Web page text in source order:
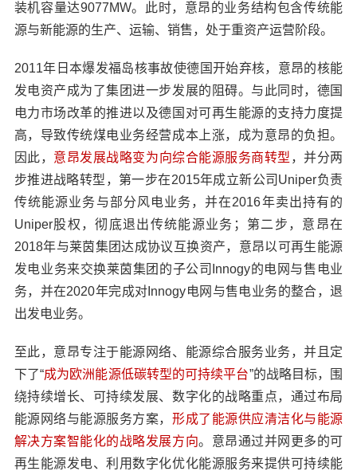
装机容量达9077MW。此时，意昂的业务结构包含传统能
源与新能源的生产、运输、销售，处于重资产运营阶段。
2011年日本爆发福岛核事故使德国开始弃核，意昂的核能
发电资产成为了集团进一步发展的阻碍。与此同时，德国
电力市场改革的推进以及德国对可再生能源的支持力度提
高，导致传统煤电业务经营成本上涨，成为意昂的负担。
因此， 意昂发展战略变为向综合能源服务商转型 ，并分两
步推进战略转型，第一步在2015年成立新公司Uniper负责
传统能源业务与部分风电业务，并在2016年卖出持有的
Uniper股权，彻底退出传统能源业务；第二步，意昂在
2018年与莱茵集团达成协议互换资产，意昂以可再生能源
发电业务来交换莱茵集团的子公司Innogy的电网与售电业
务，并在2020年完成对Innogy电网与售电业务的整合，退
出发电业务。
至此，意昂专注于能源网络、能源综合服务业务，并且定
下了“成为欧洲能源低碳转型的可持续平台”的战略目标，围
绕持续增长、可持续发展、数字化的战略重点，通过布局
能源网络与能源服务方案， 形成了能源供应清洁化与能源
解决方案智能化的战略发展方向。意昂通过并网更多的可
再生能源发电、利用数字化优化能源服务来提供可持续能